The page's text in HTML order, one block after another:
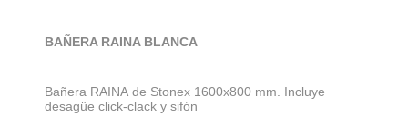
BAÑERA RAINA BLANCA
Bañera RAINA de Stonex 1600x800 mm. Incluye
desagüe click-clack y sifón